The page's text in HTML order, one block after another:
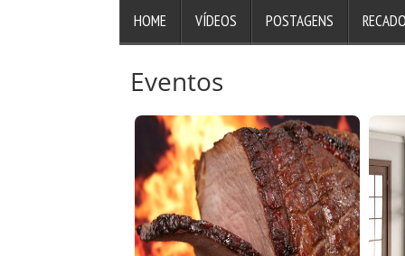
HOME VÍDEOS POSTAGENS
Eventos